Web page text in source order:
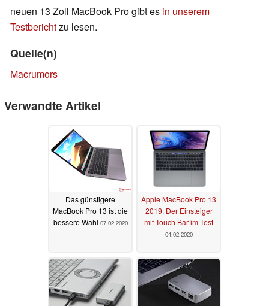
neuen 13 Zoll MacBook Pro gibt es in unserem
Testberichtzu lesen.
Quelle(n)
Macrumors
Verwandte Artikel
Das günstigere
MacBook Pro 13 ist die
bessere Wahl 07.02.2020
Apple MacBook Pro 13
2019: Der Einsteiger
mit Touch Bar im Test
04.02.2020